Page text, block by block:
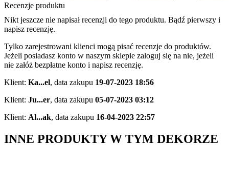
Recenzje produktu
Nikt jeszcze nie napisał recenzji do tego produktu. Bądź pierwszy i
napisz recenzję.
Tylko zarejestrowani klienci mogą pisać recenzje do produktów.
Jeżeli posiadasz konto w naszym sklepie zaloguj się na nie, jeżeli
nie załóż bezpłatne konto i napisz recenzję.
Klient: Ka...el, data zakupu 19-07-2023 18:56
Klient: Ju...er, data zakupu 05-07-2023 03:12
Klient: Al...ak, data zakupu 16-04-2023 22:57
INNE PRODUKTY W TYM DEKORZE